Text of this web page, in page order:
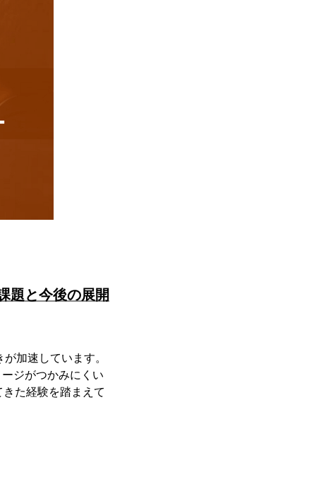
題と今後の展開
加速しています。
ジがつかみにくい
た経験を踏まえて